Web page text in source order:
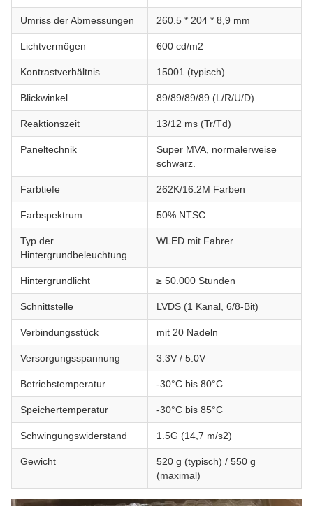
Umriss der Abmessungen 260.5 * 204 * 8,9 mm
Lichtvermögen 600 cd/m2
Kontrastverhältnis 15001 (typisch)
Blickwinkel 89/89/89/89 (L/R/U/D)
Reaktionszeit 13/12 ms (Tr/Td)
Paneltechnik
Super MVA, normalerweise
schwarz.
Farbtiefe 262K/16.2M Farben
Farbspektrum 50% NTSC
Typ der
Hintergrundbeleuchtung
WLED mit Fahrer
Hintergrundlicht ≥ 50.000 Stunden
Schnittstelle LVDS (1 Kanal, 6/8-Bit)
Verbindungsstück mit 20 Nadeln
Versorgungsspannung 3.3V / 5.0V
Betriebstemperatur -30°C bis 80°C
Speichertemperatur -30°C bis 85°C
Schwingungswiderstand 1.5G (14,7 m/s2)
Gewicht
520 g (typisch) / 550 g
(maximal)